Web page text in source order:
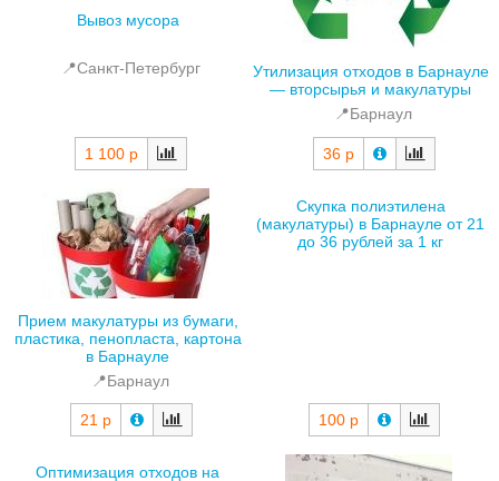
Вывоз мусора
📍Санкт-Петербург
1 100 р
Утилизация отходов в Барнауле
— вторсырья и макулатуры
📍Барнаул
36 р
Прием макулатуры из бумаги,
пластика, пенопласта, картона
в Барнауле
📍Барнаул
21 р
Скупка полиэтилена
(макулатуры) в Барнауле от 21
до 36 рублей за 1 кг
100 р
Оптимизация отходов на